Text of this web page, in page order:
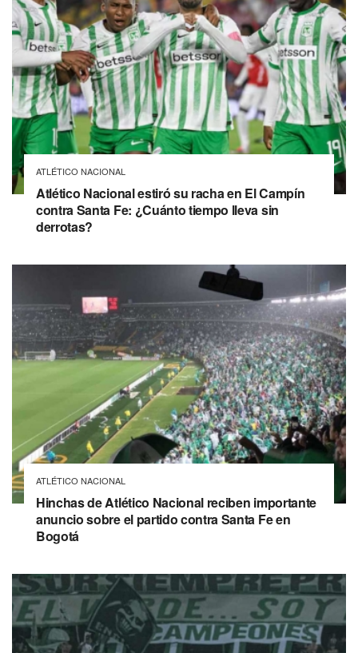
ATLÉTICO NACIONAL
Atlético Nacional estiró su racha en El Campín
contra Santa Fe: ¿Cuánto tiempo lleva sin
derrotas?
ATLÉTICO NACIONAL
Hinchas de Atlético Nacional reciben importante
anuncio sobre el partido contra Santa Fe en
Bogotá